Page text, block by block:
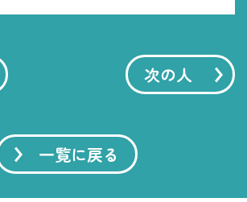
次の人
一覧に戻る